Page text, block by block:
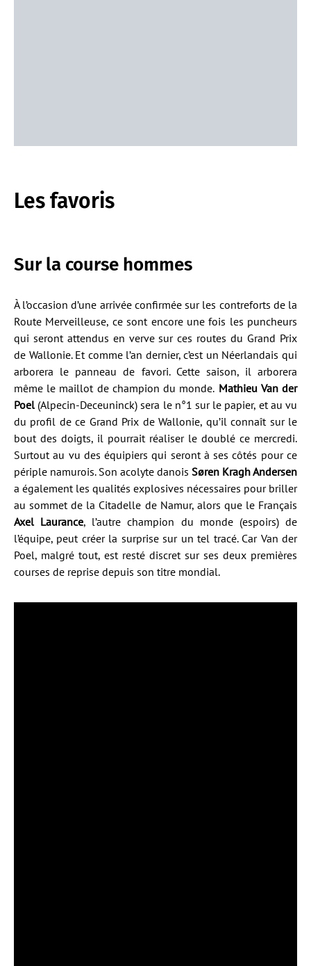
Les favoris
Sur la course hommes
À l’occasion d’une arrivée confirmée sur les contreforts de la
Route Merveilleuse, ce sont encore une fois les puncheurs
qui seront attendus en verve sur ces routes du Grand Prix
de Wallonie. Et comme l’an dernier, c’est un Néerlandais qui
arborera le panneau de favori. Cette saison, il arborera
même le maillot de champion du monde. Mathieu Van der
Poel (Alpecin-Deceuninck) sera le n°1 sur le papier, et au vu
du profil de ce Grand Prix de Wallonie, qu’il connaît sur le
bout des doigts, il pourrait réaliser le doublé ce mercredi.
Surtout au vu des équipiers qui seront à ses côtés pour ce
périple namurois. Son acolyte danois Søren Kragh Andersen
a également les qualités explosives nécessaires pour briller
au sommet de la Citadelle de Namur, alors que le Français
Axel Laurance, l’autre champion du monde (espoirs) de
l’équipe, peut créer la surprise sur un tel tracé. Car Van der
Poel, malgré tout, est resté discret sur ses deux premières
courses de reprise depuis son titre mondial.